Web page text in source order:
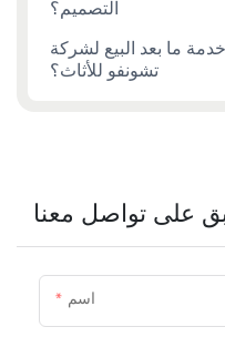
التصميم؟
ما بعد البيع لشركة
تشونفو للأثاث؟
على تواصل معنا
اسم